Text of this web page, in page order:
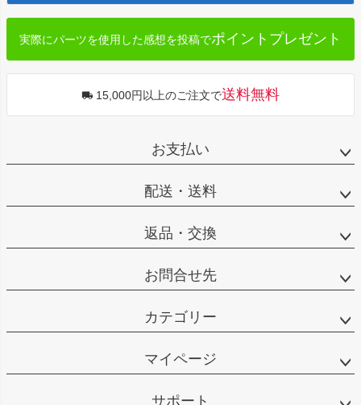
へ
実際にパーツを使用した感想を投稿でポイントプレゼント
15,000円以上のご注文で送料無料
お支払い
配送・送料
返品・交換
お問合せ先
カテゴリー
マイページ
サポート